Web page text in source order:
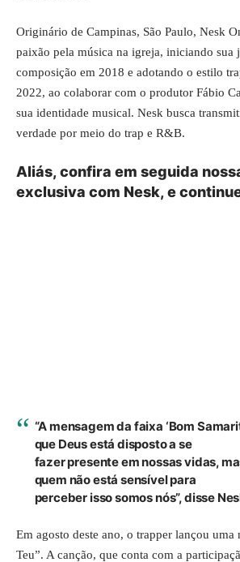
Originário de Campinas, São Paulo, Nesk
paixão pela música na igreja, iniciando sua
composição em 2018 e adotando o estilo
2022, ao colaborar com o produtor Fábio
sua identidade musical. Nesk busca
verdade por meio do trap e R&B.
Aliás, confira em seguida
exclusiva com Nesk, e
“A mensagem da faixa ‘Bom
que Deus está disposto a se
fazer presente em nossas vidas,
quem não está sensível para
perceber isso somos nós”, disse
Em agosto deste ano, o trapper lançou uma
Teu”. A canção, que conta com a